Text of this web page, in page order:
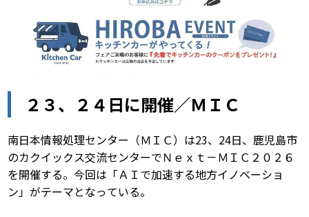
２３、２４日に開催／ＭＩＣ
南日本情報処理センター（ＭＩＣ）は23、24日、鹿児島市
のカクイックス交流センターでＮｅｘｔ－ＭＩＣ２０２６
を開催する。今回は「ＡＩで加速する地方イノベーショ
ン」がテーマとなっている。